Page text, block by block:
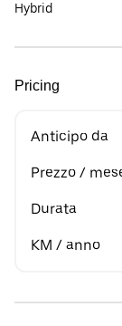
Hybrid
Pricing
Anticipo da
Prezzo /
Durata
KM / anno